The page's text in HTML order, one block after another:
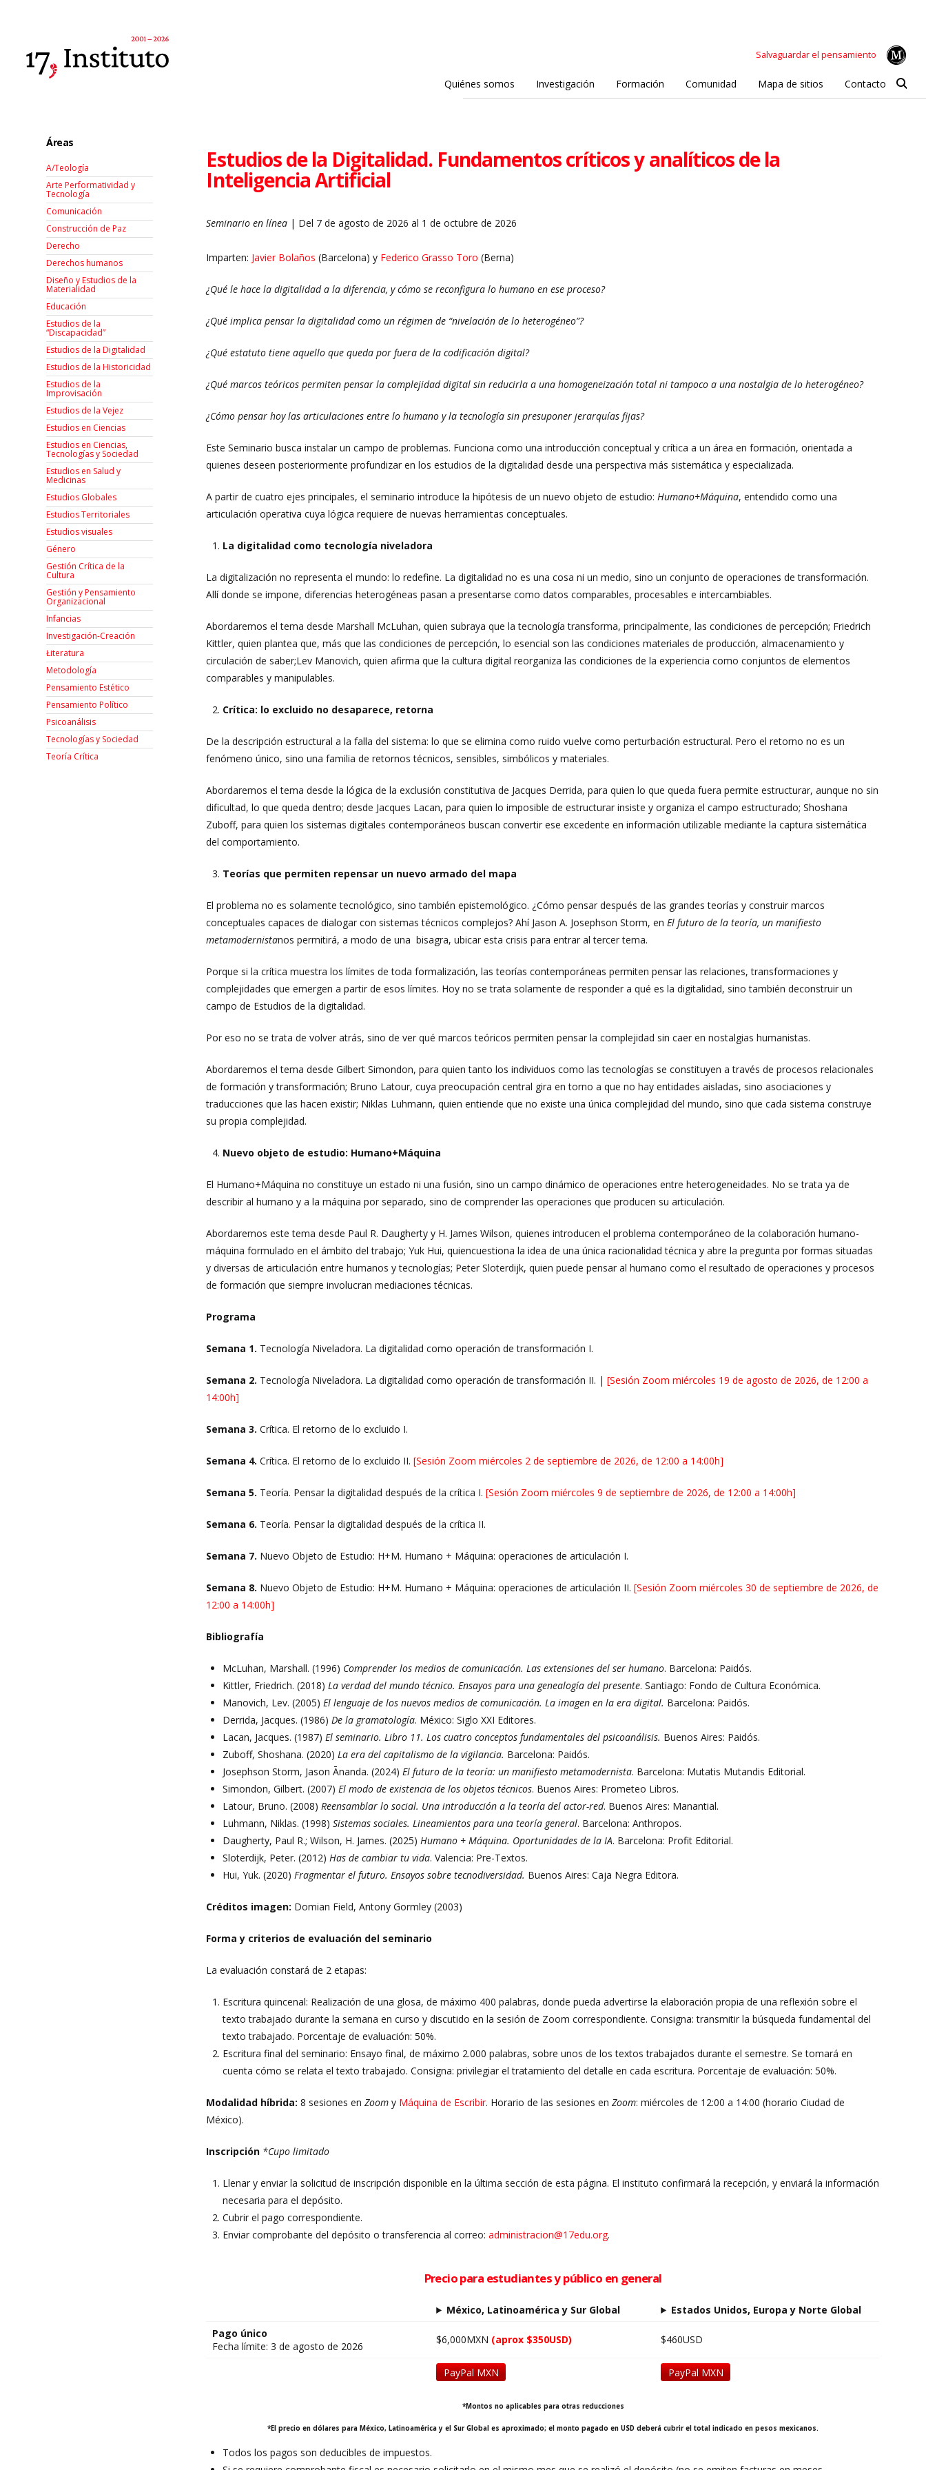
Salvaguardar el pensamiento
Quiénes somos Investigación Formación Comunidad Mapa de sitios Contacto
Estudios de la Digitalidad. Fundamentos críticos y analíticos de la
Inteligencia Artificial
Seminario en línea | Del 7 de agosto de 2026 al 1 de octubre de 2026
Imparten: Javier Bolaños (Barcelona) y Federico Grasso Toro (Berna)
¿Qué le hace la digitalidad a la diferencia, y cómo se reconfigura lo humano en ese proceso?
¿Qué implica pensar la digitalidad como un régimen de “nivelación de lo heterogéneo”?
¿Qué estatuto tiene aquello que queda por fuera de la codificación digital?
¿Qué marcos teóricos permiten pensar la complejidad digital sin reducirla a una homogeneización total ni tampoco a una nostalgia de lo heterogéneo?
¿Cómo pensar hoy las articulaciones entre lo humano y la tecnología sin presuponer jerarquías fijas?
Este Seminario busca instalar un campo de problemas. Funciona como una introducción conceptual y crítica a un área en formación, orientada a
quienes deseen posteriormente profundizar en los estudios de la digitalidad desde una perspectiva más sistemática y especializada.
A partir de cuatro ejes principales, el seminario introduce la hipótesis de un nuevo objeto de estudio:Humano+Máquina, entendido como una
articulación operativa cuya lógica requiere de nuevas herramientas conceptuales.
La digitalidad como tecnología niveladora
La digitalización no representa el mundo: lo redefine. La digitalidad no es una cosa ni un medio, sino un conjunto de operaciones de transformación.
Allí donde se impone, diferencias heterogéneas pasan a presentarse como datos comparables, procesables e intercambiables.
Abordaremos el tema desde Marshall McLuhan, quien subraya que la tecnología transforma, principalmente, las condiciones de percepción; Friedrich
Kittler, quien plantea que, más que las condiciones de percepción, lo esencial son las condiciones materiales de producción, almacenamiento y
circulación de saber;Lev Manovich, quien afirma que la cultura digital reorganiza las condiciones de la experiencia como conjuntos de elementos
comparables y manipulables.
Crítica: lo excluido no desaparece, retorna
De la descripción estructural a la falla del sistema: lo que se elimina como ruido vuelve como perturbación estructural. Pero el retorno no es un
fenómeno único, sino una familia de retornos técnicos, sensibles, simbólicos y materiales.
Abordaremos el tema desde la lógica de la exclusión constitutiva de Jacques Derrida, para quien lo que queda fuera permite estructurar, aunque no sin
dificultad, lo que queda dentro; desde Jacques Lacan, para quien lo imposible de estructurar insiste y organiza el campo estructurado; Shoshana
Zuboff, para quien los sistemas digitales contemporáneos buscan convertir ese excedente en información utilizable mediante la captura sistemática
del comportamiento.
Teorías que permiten repensar un nuevo armado del mapa
El problema no es solamente tecnológico, sino también epistemológico. ¿Cómo pensar después de las grandes teorías y construir marcos
conceptuales capaces de dialogar con sistemas técnicos complejos? Ahí Jason A. Josephson Storm, enEl futuro de la teoría, un manifiesto
metamodernistanos permitirá, a modo de una bisagra, ubicar esta crisis para entrar al tercer tema.
Porque si la crítica muestra los límites de toda formalización, las teorías contemporáneas permiten pensar las relaciones, transformaciones y
complejidades que emergen a partir de esos límites. Hoy no se trata solamente de responder a qué es la digitalidad, sino también deconstruir un
campo de Estudios de la digitalidad.
Por eso no se trata de volver atrás, sino de ver qué marcos teóricos permiten pensar la complejidad sin caer en nostalgias humanistas.
Abordaremos el tema desde Gilbert Simondon, para quien tanto los individuos como las tecnologías se constituyen a través de procesos relacionales
de formación y transformación; Bruno Latour, cuya preocupación central gira en torno a que no hay entidades aisladas, sino asociaciones y
traducciones que las hacen existir; Niklas Luhmann, quien entiende que no existe una única complejidad del mundo, sino que cada sistema construye
su propia complejidad.
Nuevo objeto de estudio: Humano+Máquina
El Humano+Máquina no constituye un estado ni una fusión, sino un campo dinámico de operaciones entre heterogeneidades. No se trata ya de
describir al humano y a la máquina por separado, sino de comprender las operaciones que producen su articulación.
Abordaremos este tema desde Paul R. Daugherty y H. James Wilson, quienes introducen el problema contemporáneo de la colaboración humano-
máquina formulado en el ámbito del trabajo; Yuk Hui, quiencuestiona la idea de una única racionalidad técnica y abre la pregunta por formas situadas
y diversas de articulación entre humanos y tecnologías; Peter Sloterdijk, quien puede pensar al humano como el resultado de operaciones y procesos
de formación que siempre involucran mediaciones técnicas.
Programa
Semana 1. Tecnología Niveladora. La digitalidad como operación de transformación I.
Semana 2. Tecnología Niveladora. La digitalidad como operación de transformación II. |[Sesión Zoom miércoles 19 de agosto de 2026, de 12:00 a
14:00h]
Semana 3. Crítica. El retorno de lo excluido I.
Semana 4. Crítica. El retorno de lo excluido II.[Sesión Zoom miércoles 2 de septiembre de 2026, de 12:00 a 14:00h]
Semana 5. Teoría. Pensar la digitalidad después de la crítica I.[Sesión Zoom miércoles 9 de septiembre de 2026, de 12:00 a 14:00h]
Semana 6. Teoría. Pensar la digitalidad después de la crítica II.
Semana 7. Nuevo Objeto de Estudio: H+M. Humano + Máquina: operaciones de articulación I.
Semana 8. Nuevo Objeto de Estudio: H+M. Humano + Máquina: operaciones de articulación II.[Sesión Zoom miércoles 30 de septiembre de 2026, de
12:00 a 14:00h]
Bibliografía
McLuhan, Marshall. (1996) Comprender los medios de comunicación. Las extensiones del ser humano. Barcelona: Paidós.
Kittler, Friedrich. (2018) La verdad del mundo técnico. Ensayos para una genealogía del presente. Santiago: Fondo de Cultura Económica.
Manovich, Lev. (2005) El lenguaje de los nuevos medios de comunicación. La imagen en la era digital. Barcelona: Paidós.
Derrida, Jacques. (1986) De la gramatología. México: Siglo XXI Editores.
Lacan, Jacques. (1987) El seminario. Libro 11. Los cuatro conceptos fundamentales del psicoanálisis. Buenos Aires: Paidós.
Zuboff, Shoshana. (2020) La era del capitalismo de la vigilancia. Barcelona: Paidós.
Josephson Storm, Jason Ānanda. (2024) El futuro de la teoría: un manifiesto metamodernista. Barcelona: Mutatis Mutandis Editorial.
Simondon, Gilbert. (2007) El modo de existencia de los objetos técnicos. Buenos Aires: Prometeo Libros.
Latour, Bruno. (2008) Reensamblar lo social. Una introducción a la teoría del actor-red. Buenos Aires: Manantial.
Luhmann, Niklas. (1998) Sistemas sociales. Lineamientos para una teoría general. Barcelona: Anthropos.
Daugherty, Paul R.; Wilson, H. James. (2025) Humano + Máquina. Oportunidades de la IA. Barcelona: Profit Editorial.
Sloterdijk, Peter. (2012) Has de cambiar tu vida. Valencia: Pre-Textos.
Hui, Yuk. (2020) Fragmentar el futuro. Ensayos sobre tecnodiversidad. Buenos Aires: Caja Negra Editora.
Créditos imagen: Domian Field, Antony Gormley (2003)
Forma y criterios de evaluación del seminario
La evaluación constará de 2 etapas:
Escritura quincenal: Realización de una glosa, de máximo 400 palabras, donde pueda advertirse la elaboración propia de una reflexión sobre el
texto trabajado durante la semana en curso y discutido en la sesión de Zoom correspondiente. Consigna: transmitir la búsqueda fundamental del
texto trabajado. Porcentaje de evaluación: 50%.
Escritura final del seminario: Ensayo final, de máximo 2.000 palabras, sobre unos de los textos trabajados durante el semestre. Se tomará en
cuenta cómo se relata el texto trabajado. Consigna: privilegiar el tratamiento del detalle en cada escritura. Porcentaje de evaluación: 50%.
Modalidad híbrida: 8 sesiones enZoom y Máquina de Escribir. Horario de las sesiones enZoom: miércoles de 12:00 a 14:00 (horario Ciudad de
México).
Inscripción *Cupo limitado
Llenar y enviar la solicitud de inscripción disponible en la última sección de esta página. El instituto confirmará la recepción, y enviará la información
necesaria para el depósito.
Cubrir el pago correspondiente.
Enviar comprobante del depósito o transferencia al correo: administracion@17edu.org.
Precio para estudiantes y público en general
México, Latinoamérica y Sur Global
Estados Unidos, Europa y Norte Global
Pago único
Fecha límite: 3 de agosto de 2026
$6,000MXN (aprox $350USD) $460USD
PayPal MXN PayPal MXN
*Montos no aplicables para otras reducciones
*El precio en dólares para México, Latinoamérica y el Sur Global es aproximado; el monto pagado en USD deberá cubrir el total indicado en pesos mexicanos.
Todos los pagos son deducibles de impuestos.
Áreas
A/Teología
Arte Performatividad y
Tecnología
Comunicación
Construcción de Paz
Derecho
Derechos humanos
Diseño y Estudios de la
Materialidad
Educación
Estudios de la
“Discapacidad”
Estudios de la Digitalidad
Estudios de la Historicidad
Estudios de la
Improvisación
Estudios de la Vejez
Estudios en Ciencias
Estudios en Ciencias,
Tecnologías y Sociedad
Estudios en Salud y
Medicinas
Estudios Globales
Estudios Territoriales
Estudios visuales
Género
Gestión Crítica de la
Cultura
Gestión y Pensamiento
Organizacional
Infancias
Investigación-Creación
Łiteratura
Metodología
Pensamiento Estético
Pensamiento Político
Psicoanálisis
Tecnologías y Sociedad
Teoría Crítica